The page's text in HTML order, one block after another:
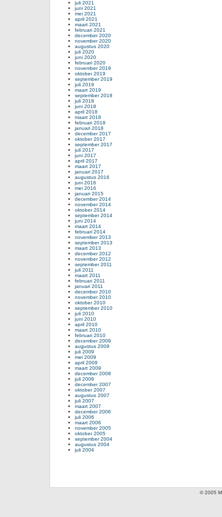
juli 2021
juni 2021
mei 2021
april 2021
maart 2021
februari 2021
december 2020
november 2020
augustus 2020
juli 2020
juni 2020
februari 2020
november 2019
oktober 2019
september 2019
juli 2019
maart 2019
september 2018
juli 2018
juni 2018
april 2018
maart 2018
februari 2018
januari 2018
december 2017
oktober 2017
september 2017
juli 2017
juni 2017
april 2017
maart 2017
januari 2017
augustus 2016
juni 2016
mei 2016
januari 2015
december 2014
november 2014
oktober 2014
september 2014
juni 2014
maart 2014
februari 2014
november 2013
september 2013
maart 2013
december 2012
november 2012
september 2011
juli 2011
maart 2011
februari 2011
januari 2011
december 2010
november 2010
oktober 2010
september 2010
juli 2010
juni 2010
april 2010
maart 2010
februari 2010
december 2009
augustus 2009
juli 2009
mei 2009
april 2009
maart 2009
december 2008
juli 2008
december 2007
oktober 2007
augustus 2007
juli 2007
maart 2007
december 2006
juli 2006
maart 2006
november 2005
oktober 2005
september 2004
augustus 2004
juli 2004
© 2005